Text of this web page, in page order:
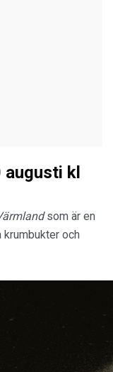
augusti kl
som är en
och